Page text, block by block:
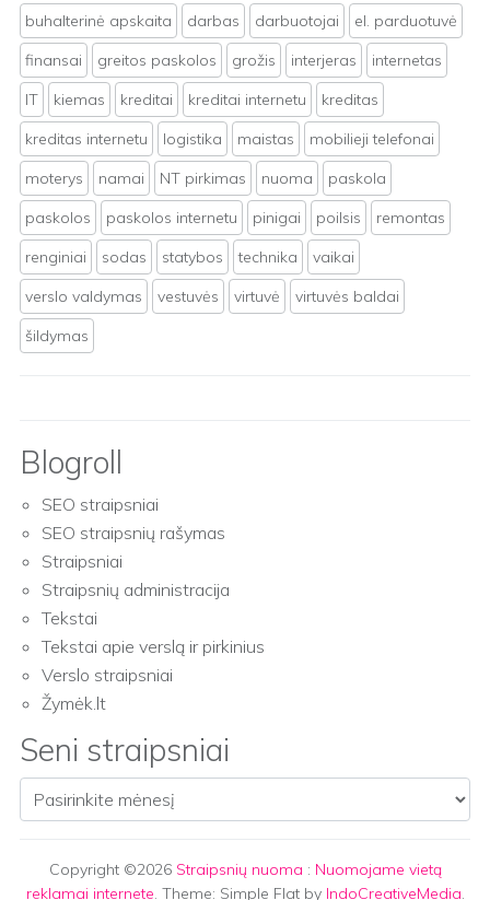
buhalterinė apskaita
darbas darbuotojai
el. parduotuvė
finansai
greitos paskolos grožis interjeras
internetas
IT
kiemas kreditai kreditai internetu
kreditas
kreditas internetu
logistika maistas
mobilieji telefonai
moterys
namai NT pirkimas nuoma
paskola
paskolos
paskolos internetu pinigai poilsis
remontas
renginiai
sodas statybos technika
vaikai
verslo valdymas
vestuvės virtuvė
virtuvės baldai
šildymas
Blogroll
SEO straipsniai
SEO straipsnių rašymas
Straipsniai
Straipsnių administracija
Tekstai
Tekstai apie verslą ir pirkinius
Verslo straipsniai
Žymėk.lt
Seni straipsniai
Seni straipsniai
Copyright ©2026 Straipsnių nuoma : Nuomojame vietą
reklamai internete. Theme: Simple Flat by IndoCreativeMedia.